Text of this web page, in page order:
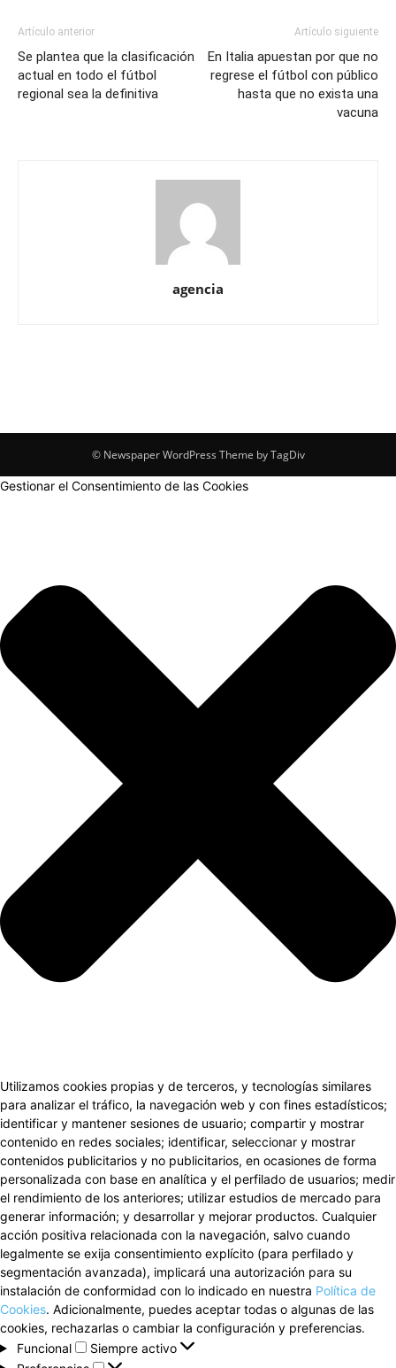
Artículo anterior
Se plantea que la clasificación
actual en todo el fútbol
regional sea la definitiva
Artículo siguiente
En Italia apuestan por que no
regrese el fútbol con público
hasta que no exista una
vacuna
agencia
© Newspaper WordPress Theme by TagDiv
Gestionar el Consentimiento de las Cookies
Utilizamos cookies propias y de terceros, y tecnologías similares
para analizar el tráfico, la navegación web y con fines estadísticos;
identificar y mantener sesiones de usuario; compartir y mostrar
contenido en redes sociales; identificar, seleccionar y mostrar
contenidos publicitarios y no publicitarios, en ocasiones de forma
personalizada con base en analítica y el perfilado de usuarios; medir
el rendimiento de los anteriores; utilizar estudios de mercado para
generar información; y desarrollar y mejorar productos. Cualquier
acción positiva relacionada con la navegación, salvo cuando
legalmente se exija consentimiento explícito (para perfilado y
segmentación avanzada), implicará una autorización para su
instalación de conformidad con lo indicado en nuestra Política de
Cookies. Adicionalmente, puedes aceptar todas o algunas de las
cookies, rechazarlas o cambiar la configuración y preferencias.
Funcional
Funcional
Siempre activo